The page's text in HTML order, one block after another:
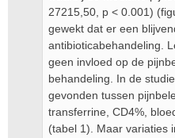
27215,50, p < 0.001)
gewekt dat er een
antibioticabehandeling.
geen invloed op de
behandeling. In de
gevonden tussen
transferrine, CD4%,
(tabel 1). Maar variaties